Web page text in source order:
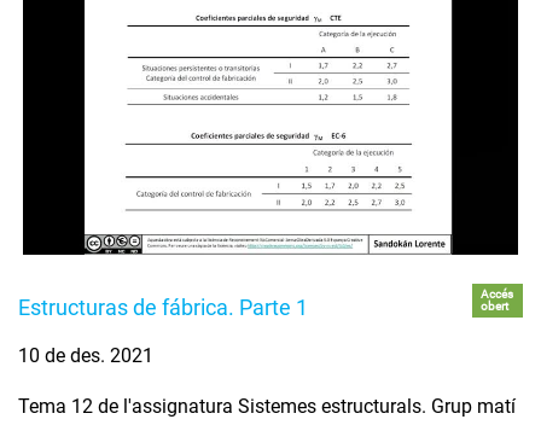
Estructuras de fábrica. Parte 1
Accés
obert
10 de des. 2021
Tema 12 de l'assignatura Sistemes estructurals. Grup matí